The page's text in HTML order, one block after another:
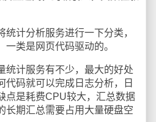
计分析服务进行一下分类，
类是网页代码驱动的。
计服务有不少，最大的好处
代码就可以完成日志分析，日
点是耗费CPU较大，汇总数据
长期汇总需要占用大量硬盘空